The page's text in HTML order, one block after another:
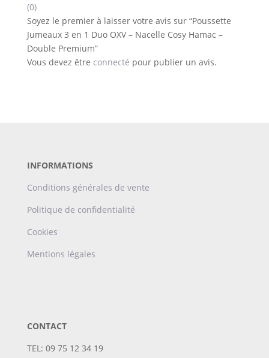
(0)
Soyez le premier à laisser votre avis sur “Poussette
Jumeaux 3 en 1 Duo OXV – Nacelle Cosy Hamac –
Double Premium”
Vous devez être connecté pour publier un avis.
INFORMATIONS
Conditions générales de vente
Politique de confidentialité
Cookies
Mentions légales
CONTACT
TEL: 09 75 12 34 19